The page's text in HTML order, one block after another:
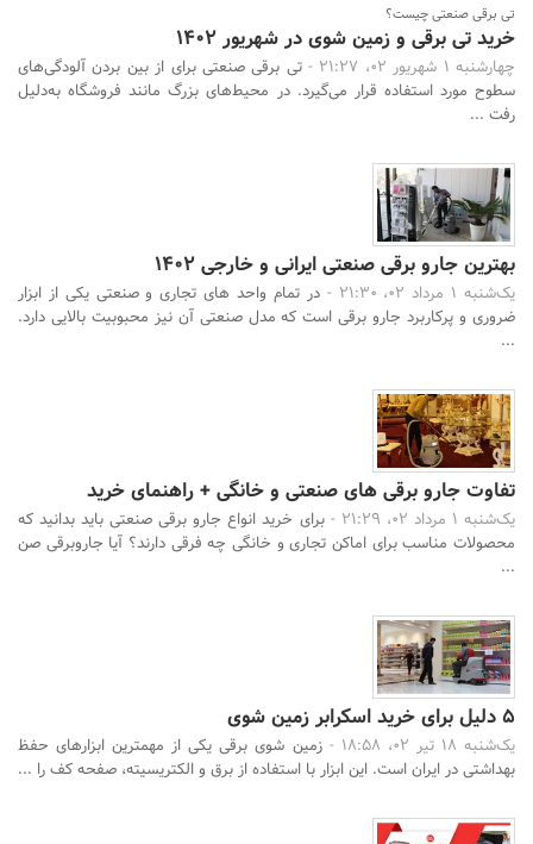
تی برقی صنعتی چیست؟
خرید تی برقی و زمین شوی در شهریور 1402
چهارشنبه 1 شهریور 02، 21:27 -
تی برقی صنعتی برای از بین بردن آلودگی‌های
سطوح مورد استفاده قرار می‌گیرد. در محیط‌های بزرگ مانند فروشگاه به‌دلیل
رفت ...
بهترین جارو برقی صنعتی ایرانی و خارجی 1402
یک‌شنبه 1 مرداد 02، 21:30 -
در تمام واحد های تجاری و صنعتی یکی از ابزار
ضروری و پرکاربرد جارو برقی است که مدل صنعتی آن نیز محبوبیت بالایی دارد.
...
تفاوت جارو برقی های صنعتی و خانگی + راهنمای خرید
یک‌شنبه 1 مرداد 02، 21:29 -
برای خرید انواع جارو برقی صنعتی باید بدانید که
محصولات مناسب برای اماکن تجاری و خانگی چه فرقی دارند؟ آیا جاروبرقی صن
...
5 دلیل برای خرید اسکرابر زمین شوی
یک‌شنبه 18 تیر 02، 18:58 -
زمین شوی برقی یکی از مهمترین ابزارهای حفظ
بهداشتی در ایران است. این ابزار با استفاده از برق و الکتریسیته، صفحه کف را ...